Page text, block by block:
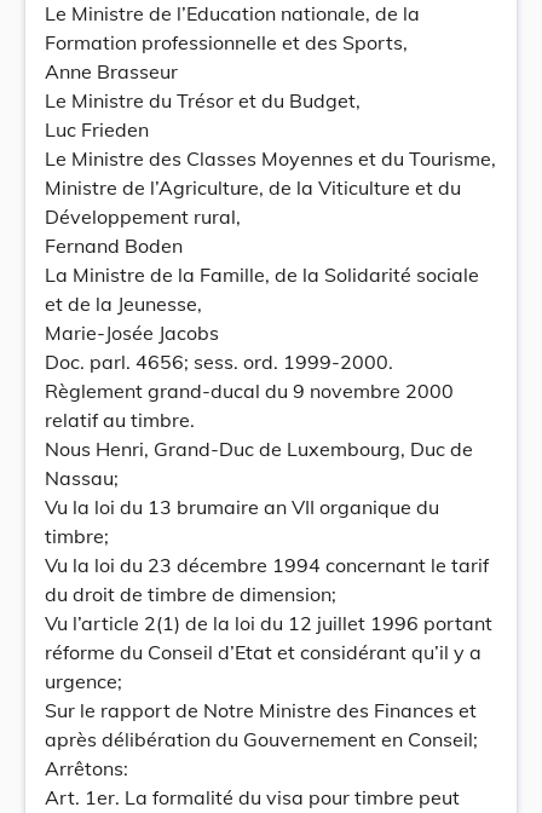
Le Ministre de l’Education nationale, de la
Formation professionnelle et des Sports,
Anne Brasseur
Le Ministre du Trésor et du Budget,
Luc Frieden
Le Ministre des Classes Moyennes et du Tourisme,
Ministre de l’Agriculture, de la Viticulture et du
Développement rural,
Fernand Boden
La Ministre de la Famille, de la Solidarité sociale
et de la Jeunesse,
Marie-Josée Jacobs
Doc. parl. 4656; sess. ord. 1999-2000.
Règlement grand-ducal du 9 novembre 2000
relatif au timbre.
Nous Henri, Grand-Duc de Luxembourg, Duc de
Nassau;
Vu la loi du 13 brumaire an VII organique du
timbre;
Vu la loi du 23 décembre 1994 concernant le tarif
du droit de timbre de dimension;
Vu l’article 2(1) de la loi du 12 juillet 1996 portant
réforme du Conseil d’Etat et considérant qu’il y a
urgence;
Sur le rapport de Notre Ministre des Finances et
après délibération du Gouvernement en Conseil;
Arrêtons:
Art. 1er. La formalité du visa pour timbre peut